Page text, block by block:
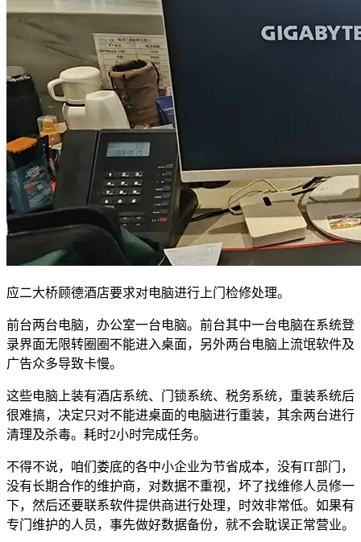
应二大桥顾德酒店要求对电脑进行上门检修处理。
前台两台电脑，办公室一台电脑。前台其中一台电脑在系统登
录界面无限转圈圈不能进入桌面，另外两台电脑上流氓软件及
广告众多导致卡慢。
这些电脑上装有酒店系统、门锁系统、税务系统，重装系统后
很难搞，决定只对不能进桌面的电脑进行重装，其余两台进行
清理及杀毒。耗时2小时完成任务。
不得不说，咱们娄底的各中小企业为节省成本，没有IT部门，
没有长期合作的维护商，对数据不重视，坏了找维修人员修一
下，然后还要联系软件提供商进行处理，时效非常低。如果有
专门维护的人员，事先做好数据备份，就不会耽误正常营业。